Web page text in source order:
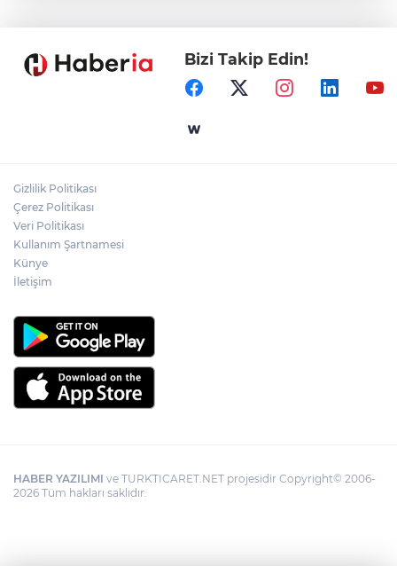
Samsun’da Alaçam'a yeni yaşam alanı
Yapay zekada onlarca uygulamanın
Bizi Takip Edin!
Gizlilik Politikası
Çerez Politikası
Veri Politikası
Kullanım Şartnamesi
Künye
İletişim
HABER YAZILIMI ve TURKTICARET.NET projesidir Copyright© 2006-
2026 Tüm hakları saklıdır.